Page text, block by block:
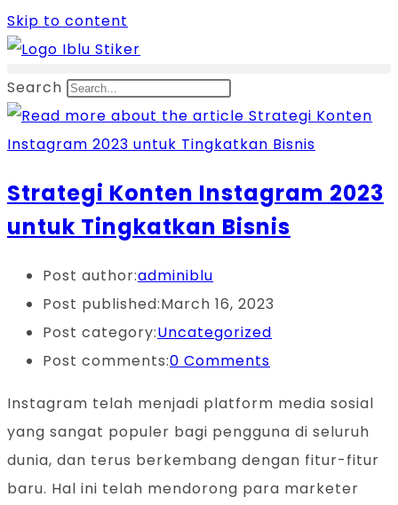
Skip to content
Search
Strategi Konten Instagram 2023
untuk Tingkatkan Bisnis
Post author:adminiblu
Post published:March 16, 2023
Post category:Uncategorized
Post comments:0 Comments
Instagram telah menjadi platform media sosial
yang sangat populer bagi pengguna di seluruh
dunia, dan terus berkembang dengan fitur-fitur
baru. Hal ini telah mendorong para marketer